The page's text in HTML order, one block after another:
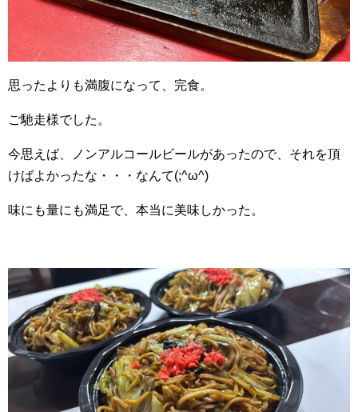
思ったよりも満腹になって、完食。
ご馳走様でした。
今思えば、ノンアルコールビールがあったので、それを頂
けばよかったな・・・なんて(;^ω^)
味にも量にも満足で、本当に美味しかった。